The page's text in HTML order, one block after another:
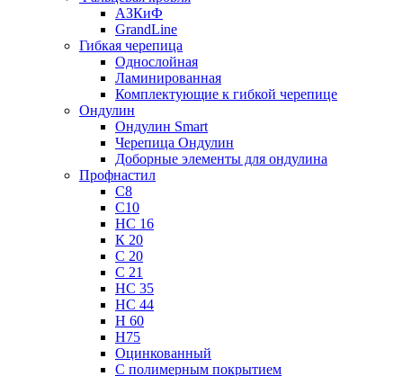
АЗКиФ
GrandLine
Гибкая черепица
Однослойная
Ламинированная
Комплектующие к гибкой черепице
Ондулин
Ондулин Smart
Черепица Ондулин
Доборные элементы для ондулина
Профнастил
С8
С10
НС 16
К 20
С 20
С 21
НС 35
НС 44
Н 60
Н75
Оцинкованный
С полимерным покрытием